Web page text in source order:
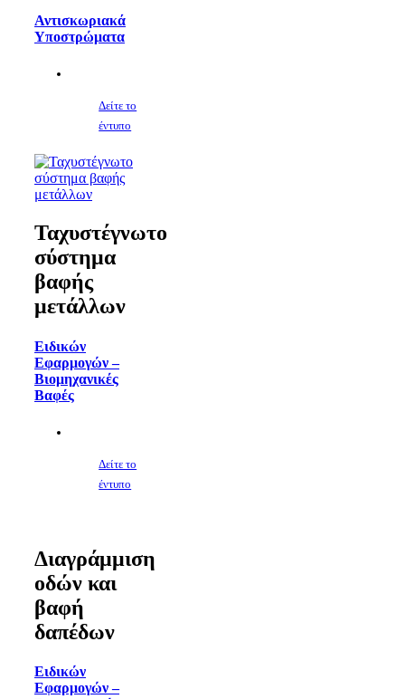
Αντισκωριακά
Υποστρώματα
Δείτε το
έντυπο
Ταχυστέγνωτο
σύστημα
βαφής
μετάλλων
Ειδικών
Εφαρμογών –
Βιομηχανικές
Βαφές
Δείτε το
έντυπο
Διαγράμμιση
οδών και
βαφή
δαπέδων
Ειδικών
Εφαρμογών –